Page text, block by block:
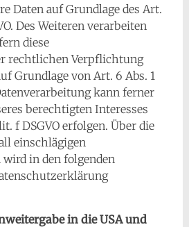
Daten auf Grundlage des Art.
Des Weiteren verarbeiten
diese
rechtlichen Verpflichtung
Grundlage von Art. 6 Abs. 1
kann ferner
berechtigten Interesses
f DSGVO erfolgen. Über die
einschlägigen
in den folgenden
in die USA und